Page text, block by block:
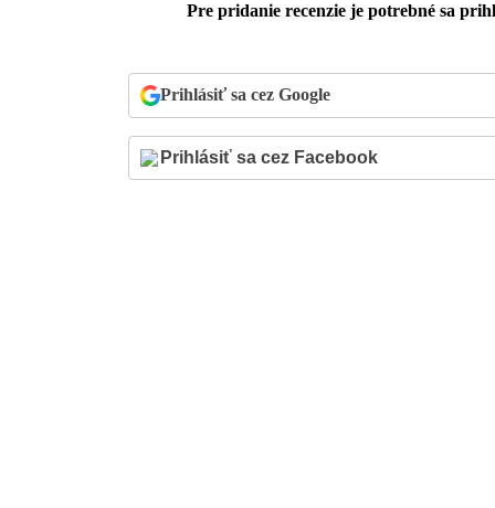
Pre pridanie recenzie je potrebné sa
Prihlásiť sa cez Google